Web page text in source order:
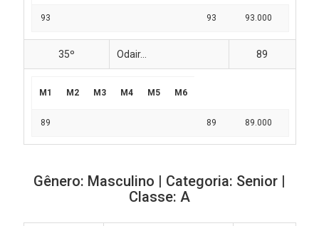
93 93 93.000
35º Odair... 89
M1 M2 M3 M4 M5 M6
89 89 89.000
Gênero: Masculino | Categoria: Senior |
Classe: A